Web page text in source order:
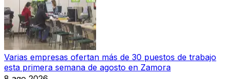
Varias empresas ofertan más de 30 puestos de trabajo
esta primera semana de agosto en Zamora